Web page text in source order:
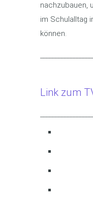
nachzubauen,
im Schulalltag
können.
Link zum